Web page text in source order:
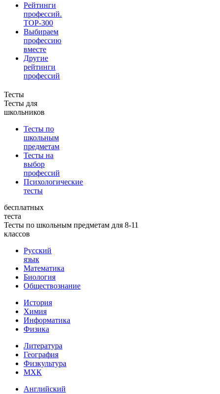
Рейтинги
профессий.
TOP-300
Выбираем
профессию
вместе
Другие
рейтинги
профессий
Тесты
Тесты для
школьников
Тесты по
школьным
предметам
Тесты на
выбор
профессий
Психологические
тесты
бесплатных
теста
Тесты по школьным предметам для 8-11
классов
Русский
язык
Математика
Биология
Обществознание
История
Химия
Информатика
Физика
Литература
География
Физкультура
МХК
Английский